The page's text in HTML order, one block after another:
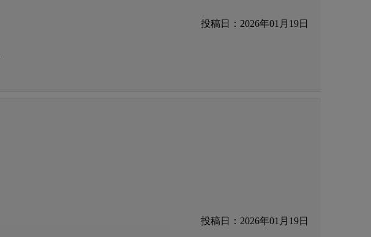
投稿日：2026年01月19日
投稿日：2026年01月19日